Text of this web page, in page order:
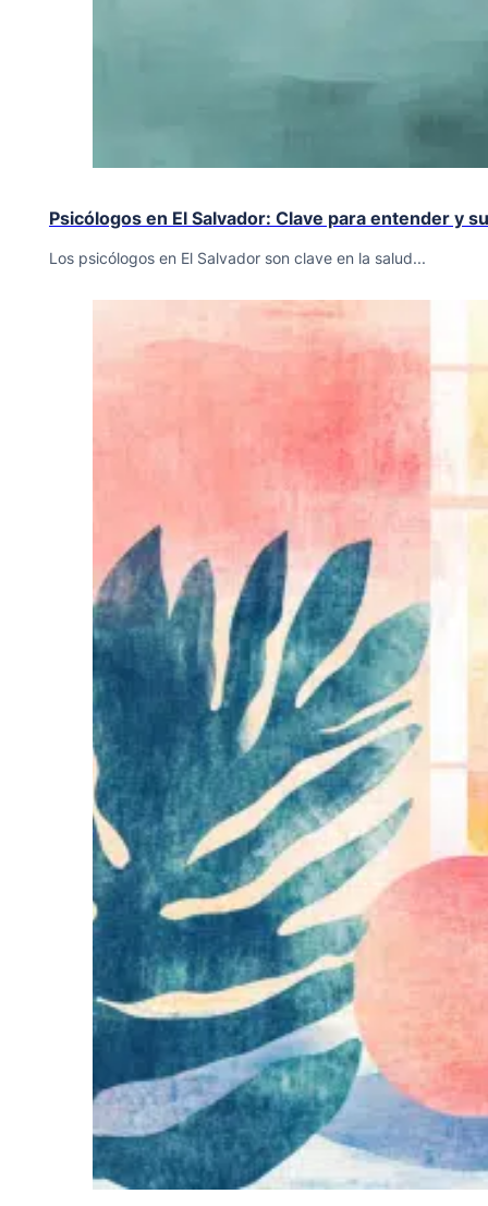
Psicólogos en El Salvador: Clave para entender y
Los psicólogos en El Salvador son clave en la salud...